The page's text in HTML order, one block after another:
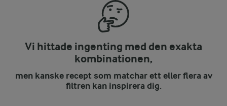
Vi hittade ingenting med den exakta
kombinationen,
men kanske recept som matchar ett eller flera av
filtren kan inspirera dig.